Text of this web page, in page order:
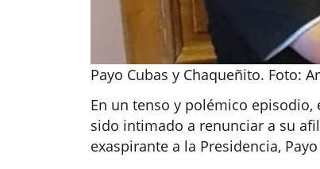
Payo Cubas y Chaqueñito. Foto:
En un tenso y polémico episodio,
sido intimado a renunciar a su
exaspirante a la Presidencia,